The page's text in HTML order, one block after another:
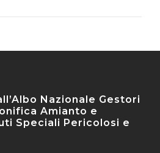
Nazionale Gestori
Amianto e
Speciali Pericolosi e